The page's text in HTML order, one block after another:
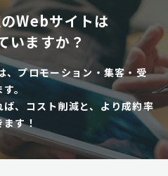
Webサイトは
いますか？
、プロモーション・集客・受
。
、コスト削減と、より成約率
す！